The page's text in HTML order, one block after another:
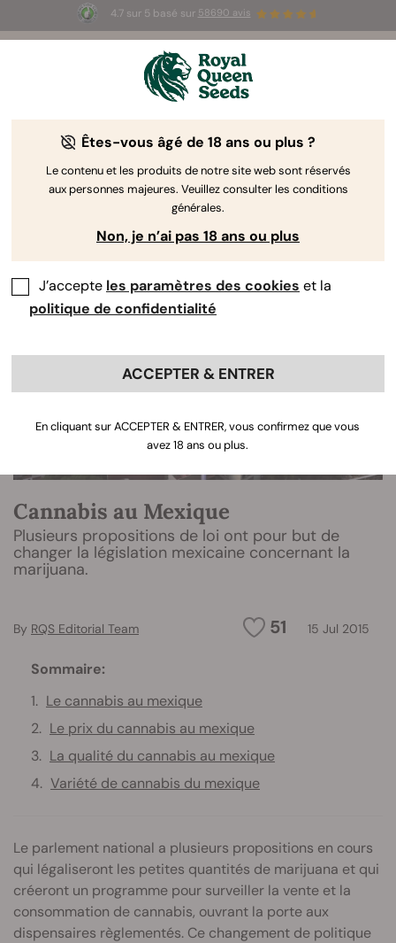
4.7 sur 5 basé sur 58690 avis
3 graines White Widow AutoGRATUITES pour les
The RQS Blog
Articles Cannabis Lifestyle
Cannabis au Mexique
Plusieurs propositions de loi ont pour but de
changer la législation mexicaine concernant la
marijuana.
51 15 Jul 2015
By RQS Editorial Team
Sommaire:
Le cannabis au mexique
Le prix du cannabis au mexique
La qualité du cannabis au mexique
Variété de cannabis du mexique
Le parlement national a plusieurs propositions en cours
qui légaliseront les petites quantités de marijuana et qui
créeront un programme pour surveiller la vente et la
consommation de cannabis, ouvrant la porte aux
dispensaires règlementés. Ce changement de politique
Êtes-vous âgé de 18 ans ou plus ?
Le contenu et les produits de notre site web sont réservés
aux personnes majeures. Veuillez consulter les conditions
générales.
Non, je n’ai pas 18 ans ou plus
J’accepte les paramètres des cookies et la
politique de confidentialité
ACCEPTER & ENTRER
En cliquant sur ACCEPTER & ENTRER, vous confirmez que vous
avez 18 ans ou plus.